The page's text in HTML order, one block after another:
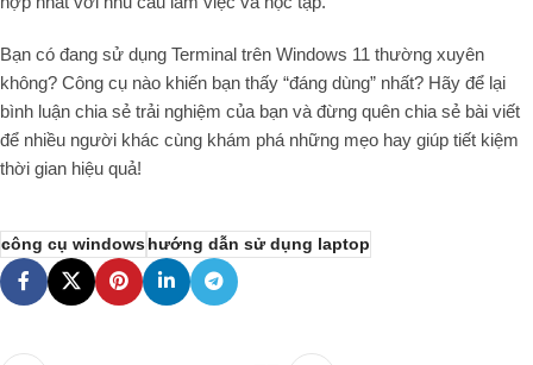
Bạn có đang sử dụng Terminal trên Windows 11 thường xuyên
không? Công cụ nào khiến bạn thấy “đáng dùng” nhất? Hãy để lại
bình luận chia sẻ trải nghiệm của bạn và đừng quên chia sẻ bài viết
để nhiều người khác cùng khám phá những mẹo hay giúp tiết kiệm
thời gian hiệu quả!
công cụ windowshướng dẫn sử dụng laptop